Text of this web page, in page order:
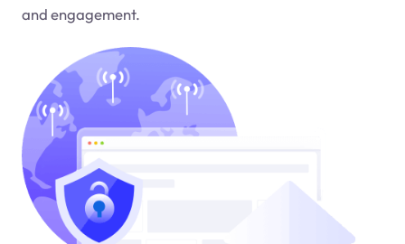
and engagement.